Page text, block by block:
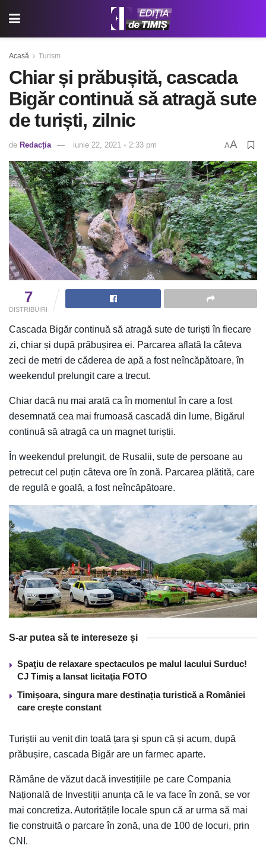
Acasă Turism
Chiar și prăbușită, cascada
Bigăr continuă să atragă sute
de turiști, zilnic
de Redacția iunie 22, 2021 ◦ 2:33 pm AA
7
DISTRIBUIRI
Cascada Bigăr continuă să atragă sute de turiști în fiecare
zi, chiar și după prăbușirea ei. Parcarea aflată la câteva
zeci de metri de căderea de apă a fost neîncăpătoare, în
weekendul prelungit care a trecut.
Chiar dacă nu mai arată ca în momentul în care a fost
desemnată cea mai frumoasă cascadă din lume, Bigărul
continuă să atragă ca un magnet turiștii.
În weekendul prelungit, de Rusalii, sute de persoane au
petrecut cel puțin câteva ore în zonă. Parcarea plătită, care
de regulă e goală, a fost neîncăpătoare.
S-ar putea să te intereseze și
Spaţiu de relaxare spectaculos pe malul lacului Surduc!
CJ Timiş a lansat licitaţia FOTO
Timișoara, singura mare destinația turistică a României
care crește constant
Turiștii au venit din toată țara și spun că și acum, după
prăbușire, cascada Bigăr are un farmec aparte.
Rămâne de văzut dacă investițiile pe care Compania
Națională de Investiții anunța că le va face în zonă, se vor
mai concretiza. Autoritățile locale spun că ar urma să mai
fie construită o parcare în zonă, una de 100 de locuri, prin
CNI.